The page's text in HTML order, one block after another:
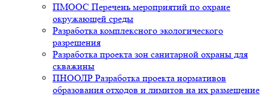
ПМООС Перечень мероприятий по охране
окружающей среды
Разработка комплексного экологического
разрешения
Разработка проекта зон санитарной охраны для
скважины
ПНООЛР Разработка проекта нормативов
образования отходов и лимитов на их размещение